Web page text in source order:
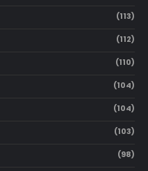
(113)
(112)
(110)
(104)
(104)
(103)
(98)